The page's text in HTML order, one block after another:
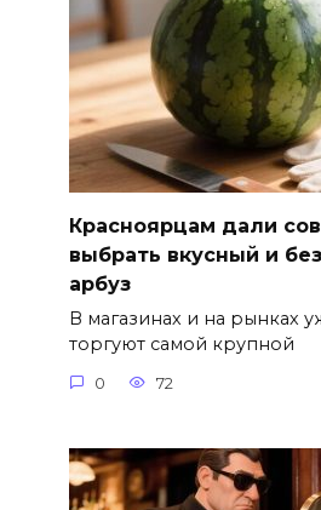
Красноярцам дали
выбрать вкусный и
арбуз
В магазинах и на рынках
торгуют самой крупной
0 72